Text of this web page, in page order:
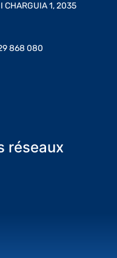
CHARGUIA 1, 2035
868 080
réseaux